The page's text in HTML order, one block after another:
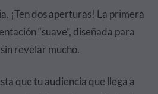
¡Ten dos aperturas! La primera
“suave”, diseñada para
revelar mucho.
que tu audiencia que llega a